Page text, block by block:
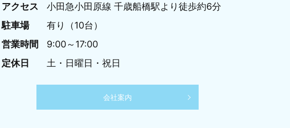
アクセス
小田急小田原線 千歳船橋駅より徒歩約6分
駐車場
有り（10台）
営業時間
9:00～17:00
定休日
土・日曜日・祝日
会社案内